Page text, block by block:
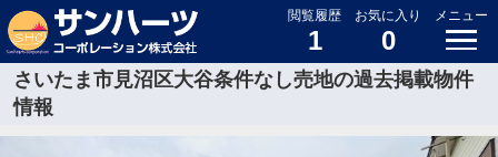
閲覧履歴
1
お気に入り
0
メニュー
さいたま市見沼区大谷条件なし売地の過去掲載物件
情報